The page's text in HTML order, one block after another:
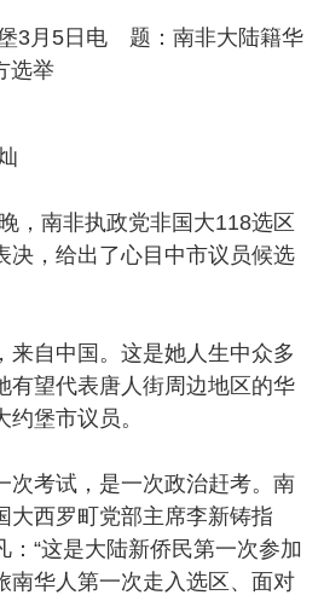
3月5日电 题：南非大陆籍华
选举
，南非执政党非国大118选区
决，给出了心目中市议员候选
来自中国。这是她人生中众多
有望代表唐人街周边地区的华
堡市议员。
次考试，是一次政治赶考。南
大西罗町党部主席李新铸指
：“这是大陆新侨民第一次参加
南华人第一次走入选区、面对